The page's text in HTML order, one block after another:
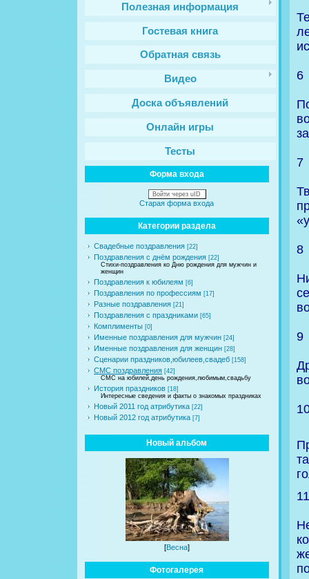
Полезная информация
Гостевая книга
Обратная связь
Видео
Доска объявлений
Онлайн игры
Тесты
Форма входа
Войти через uID
Старая форма входа
Категории раздела
Свадебные поздравления [22]
Поздравления с днём рождения [22]
Стихи-поздравления ко Дню рождения для мужчин и
женщин
Поздравления к юбилеям [6]
Поздравления по профессиям [17]
Разные поздравления [21]
Поздравления с праздниками [65]
Комплименты [0]
Именные поздравления для мужчин [24]
Именные поздравления для женщин [28]
Сценарии праздников,юбилеев,свадеб [158]
СМС поздравления [42]
СМС на юбилей,день рождения,любимым,свадьбу
История праздников [18]
Интересные сведения и факты о знакомых праздниках
Новый 2011 год атрибутика [22]
Новый 2012 год атрибутика [7]
Новый альбом
[Весна]
Фотогалерея
6
7
8
9
11